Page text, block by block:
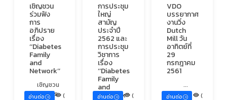
เชิญชวน
ร่วมฟัง
การ
อภิปราย
เรื่อง
‘‘Diabetes
Family
and
Network’’
เชิญชวน
ร่วมฟังการ
อ่านต่อ
(
การประชุม
ใหญ่
สามัญ
ประจำปี
2562 และ
การประชุม
วิชาการ
เรื่อง
‘‘Diabetes
Family
and
Network’’
อ่านต่อ
(
VDO
บรรยากาศ
งานวิ่ง
Dutch
Mill วัน
อาทิตย์ที่
29
กรกฎาคม
2561
...
อ่านต่อ
(